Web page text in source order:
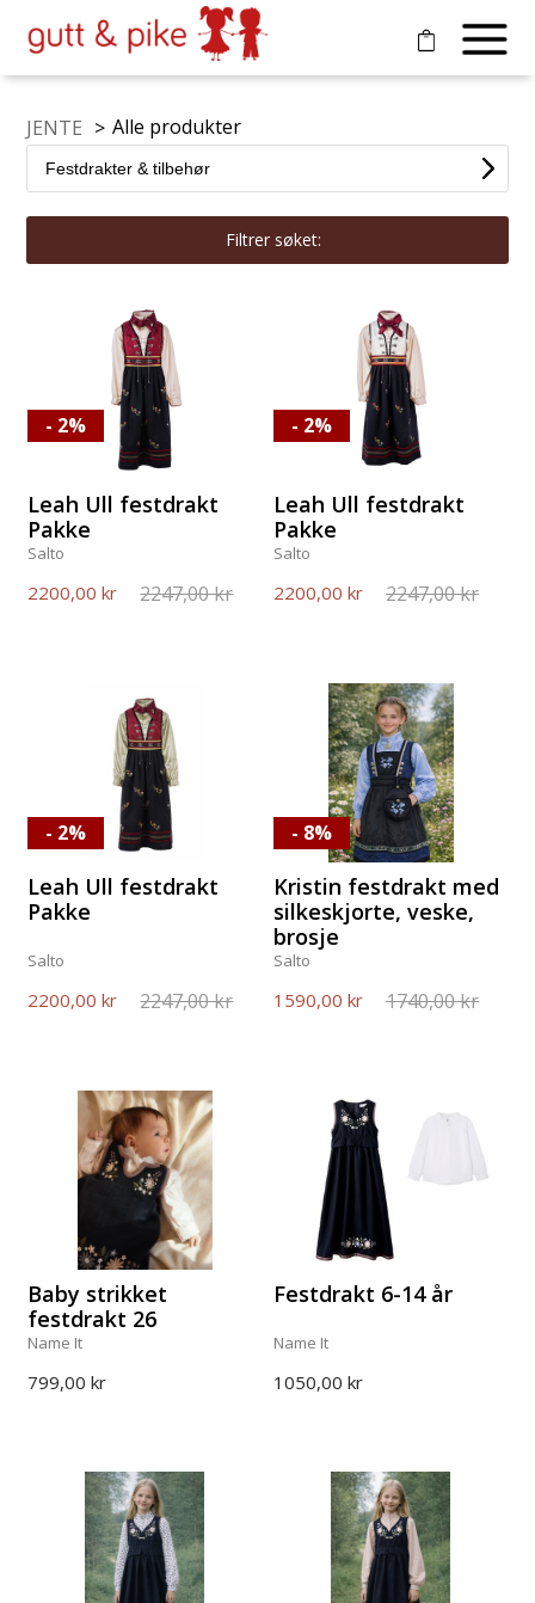
JENTE > Alle produkter
Filtrer søket:
Leah Ull festdrakt
Pakke
Salto
2200,00 kr 2247,00 kr
- 2%
Leah Ull festdrakt
Pakke
Salto
2200,00 kr 2247,00 kr
- 2%
Leah Ull festdrakt
Pakke
Salto
2200,00 kr 2247,00 kr
- 2%
Kristin festdrakt med
silkeskjorte, veske,
brosje
Salto
1590,00 kr 1740,00 kr
- 8%
Baby strikket
festdrakt 26
Name It
799,00 kr
Festdrakt 6-14 år
Name It
1050,00 kr